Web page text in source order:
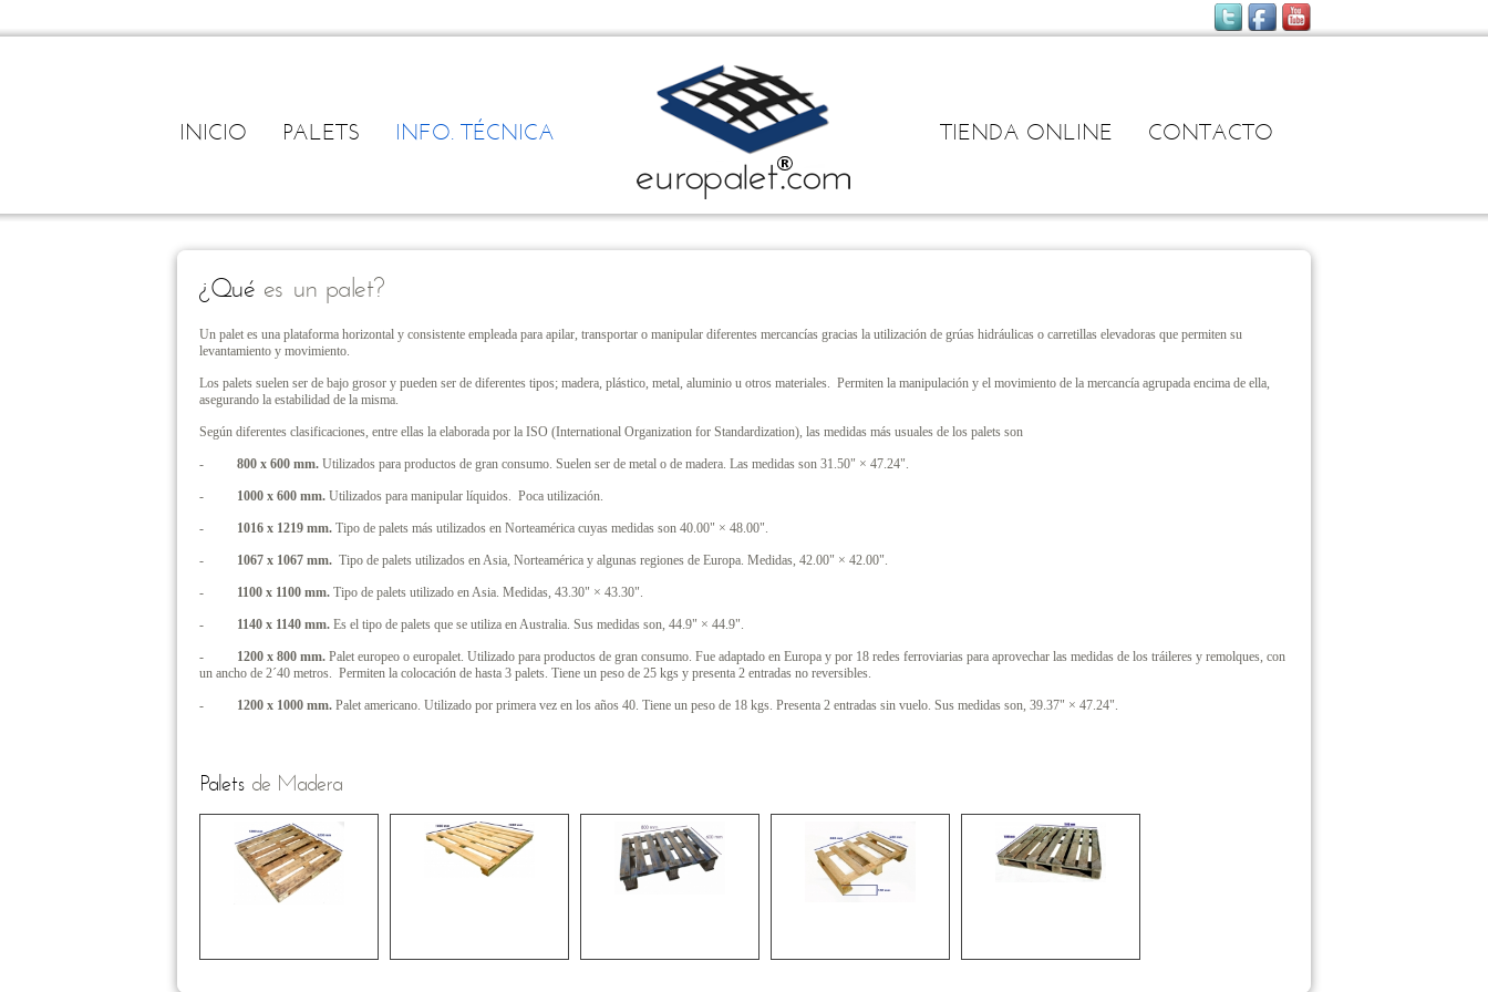
INICIO PALETS INFO. TÉCNICA TIENDA ONLINE CONTACTO
¿Qué es un palet?
Un palet es una plataforma horizontal y consistente empleada para apilar, transportar o manipular diferentes mercancías gracias la utilización de grúas hidráulicas o carretillas elevadoras que permiten su
levantamiento y movimiento.
Los palets suelen ser de bajo grosor y pueden ser de diferentes tipos; madera, plástico, metal, aluminio u otros materiales. Permiten la manipulación y el movimiento de la mercancía agrupada encima de ella,
asegurando la estabilidad de la misma.
Según diferentes clasificaciones, entre ellas la elaborada por la ISO (International Organization for Standardization), las medidas más usuales de los palets son
- 800 x 600 mm. Utilizados para productos de gran consumo. Suelen ser de metal o de madera. Las medidas son 31.50" × 47.24".
- 1000 x 600 mm. Utilizados para manipular líquidos. Poca utilización.
- 1016 x 1219 mm. Tipo de palets más utilizados en Norteamérica cuyas medidas son 40.00" × 48.00".
- 1067 x 1067 mm. Tipo de palets utilizados en Asia, Norteamérica y algunas regiones de Europa. Medidas, 42.00" × 42.00".
- 1100 x 1100 mm. Tipo de palets utilizado en Asia. Medidas, 43.30" × 43.30".
- 1140 x 1140 mm. Es el tipo de palets que se utiliza en Australia. Sus medidas son, 44.9" × 44.9".
- 1200 x 800 mm. Palet europeo o europalet. Utilizado para productos de gran consumo. Fue adaptado en Europa y por 18 redes ferroviarias para aprovechar las medidas de los tráileres y remolques, con
un ancho de 2´40 metros. Permiten la colocación de hasta 3 palets. Tiene un peso de 25 kgs y presenta 2 entradas no reversibles.
- 1200 x 1000 mm. Palet americano. Utilizado por primera vez en los años 40. Tiene un peso de 18 kgs. Presenta 2 entradas sin vuelo. Sus medidas son, 39.37" × 47.24".
Palets de Madera